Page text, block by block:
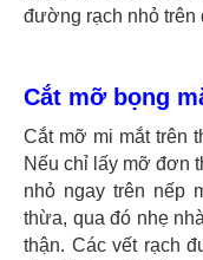
đường rạch nhỏ trên
Cắt mỡ bọng
Cắt mỡ mi mắt trên
Nếu chỉ lấy mỡ đơn
nhỏ ngay trên nếp
thừa, qua đó nhẹ
thận. Các vết rạch